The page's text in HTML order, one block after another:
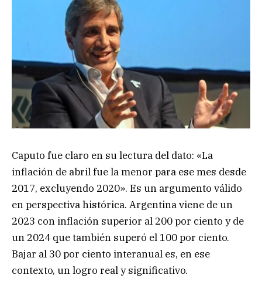
Caputo fue claro en su lectura del dato: «La
inflación de abril fue la menor para ese mes desde
2017, excluyendo 2020». Es un argumento válido
en perspectiva histórica. Argentina viene de un
2023 con inflación superior al 200 por ciento y de
un 2024 que también superó el 100 por ciento.
Bajar al 30 por ciento interanual es, en ese
contexto, un logro real y significativo.